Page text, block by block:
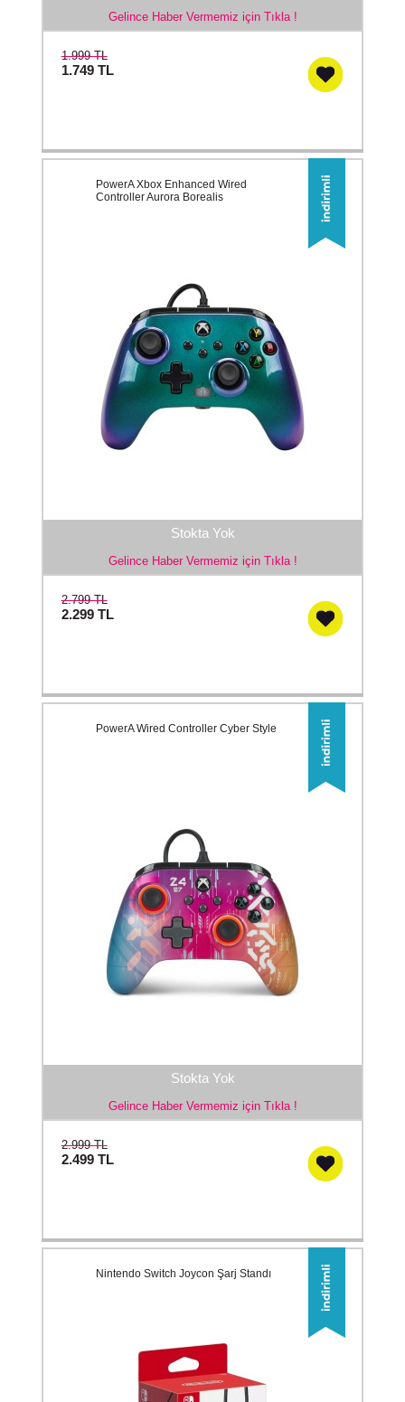
Gelince Haber Vermemiz için Tıkla !
1.999 TL
1.749 TL
Stokta Yok
Gelince Haber Vermemiz için Tıkla !
PowerA Xbox Enhanced Wired
Controller Aurora Borealis
2.799 TL
2.299 TL
Stokta Yok
Gelince Haber Vermemiz için Tıkla !
PowerA Wired Controller Cyber Style
2.999 TL
2.499 TL
Nintendo Switch Joycon Şarj Standı